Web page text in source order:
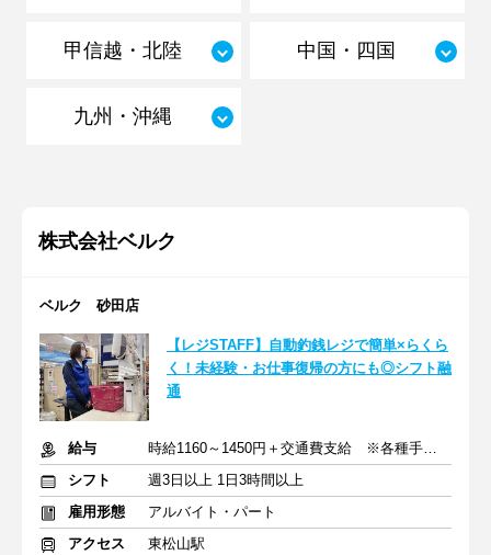
甲信越・北陸 中国・四国
九州・沖縄
株式会社ベルク
ベルク 砂田店
【レジSTAFF】自動釣銭レジで簡単×らくら
く！未経験・お仕事復帰の方にも◎シフト融
通
給与
時給1160～1450円＋交通費支給 ※各種手当含む
シフト
週3日以上 1日3時間以上
雇用形態
アルバイト・パート
アクセス
東松山駅